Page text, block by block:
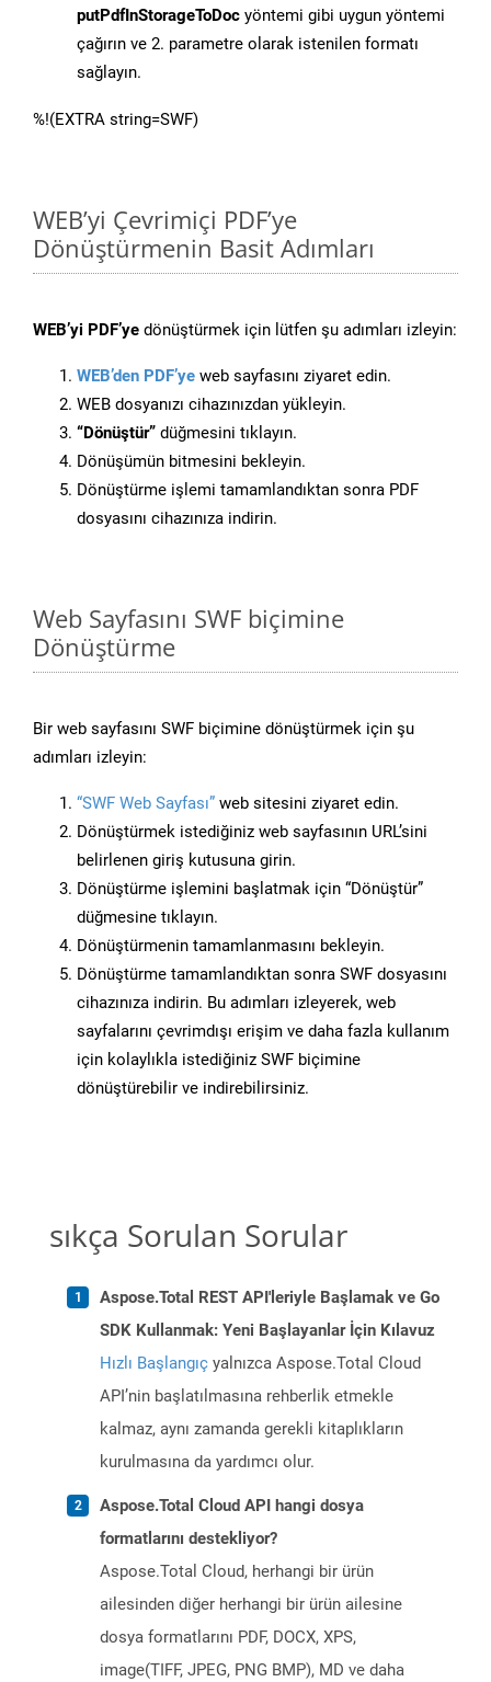
putPdfInStorageToDoc yöntemi gibi uygun yöntemi
çağırın ve 2. parametre olarak istenilen formatı
sağlayın.
%!(EXTRA string=SWF)
WEB’yi Çevrimiçi PDF’ye
Dönüştürmenin Basit Adımları
WEB’yi PDF’ye dönüştürmek için lütfen şu adımları izleyin:
WEB’den PDF’ye web sayfasını ziyaret edin.
WEB dosyanızı cihazınızdan yükleyin.
“Dönüştür” düğmesini tıklayın.
Dönüşümün bitmesini bekleyin.
Dönüştürme işlemi tamamlandıktan sonra PDF
dosyasını cihazınıza indirin.
Web Sayfasını SWF biçimine
Dönüştürme
Bir web sayfasını SWF biçimine dönüştürmek için şu
adımları izleyin:
“SWF Web Sayfası” web sitesini ziyaret edin.
Dönüştürmek istediğiniz web sayfasının URL’sini
belirlenen giriş kutusuna girin.
Dönüştürme işlemini başlatmak için “Dönüştür”
düğmesine tıklayın.
Dönüştürmenin tamamlanmasını bekleyin.
Dönüştürme tamamlandıktan sonra SWF dosyasını
cihazınıza indirin. Bu adımları izleyerek, web
sayfalarını çevrimdışı erişim ve daha fazla kullanım
için kolaylıkla istediğiniz SWF biçimine
dönüştürebilir ve indirebilirsiniz.
sıkça Sorulan Sorular
Aspose.Total REST API'leriyle Başlamak ve Go
SDK Kullanmak: Yeni Başlayanlar İçin Kılavuz
Hızlı Başlangıç yalnızca Aspose.Total Cloud
API’nin başlatılmasına rehberlik etmekle
kalmaz, aynı zamanda gerekli kitaplıkların
kurulmasına da yardımcı olur.
Aspose.Total Cloud API hangi dosya
formatlarını destekliyor?
Aspose.Total Cloud, herhangi bir ürün
ailesinden diğer herhangi bir ürün ailesine
dosya formatlarını PDF, DOCX, XPS,
image(TIFF, JPEG, PNG BMP), MD ve daha